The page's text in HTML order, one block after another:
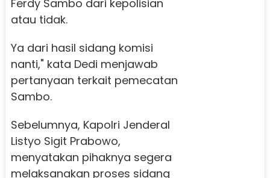
Ferdy Sambo dari kepolisian
atau tidak.
Ya dari hasil sidang komisi
nanti," kata Dedi menjawab
pertanyaan terkait pemecatan
Sambo.
Sebelumnya, Kapolri Jenderal
Listyo Sigit Prabowo,
menyatakan pihaknya segera
melaksanakan proses sidang